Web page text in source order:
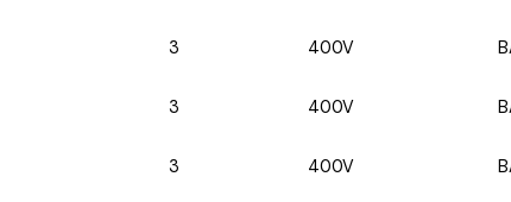
3 400V
3 400V
3 400V